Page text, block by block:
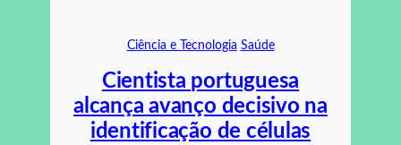
Ciência e Tecnologia Saúde
Cientista portuguesa
alcança avanço decisivo na
identificação de células